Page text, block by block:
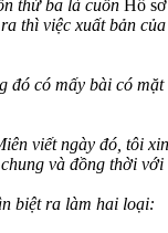
thứ ba là cuốn Hồ
thì việc xuất bản
đó có mấy bài có
viết ngày đó, tôi
và đồng thời
biệt ra làm hai loại: